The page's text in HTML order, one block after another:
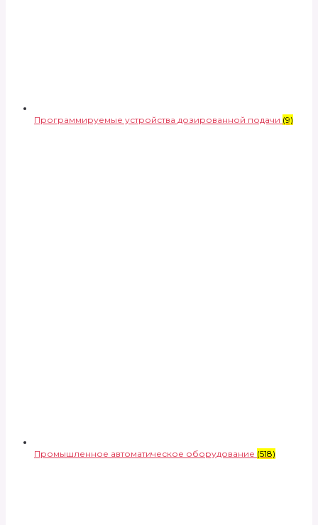
Программируемые устройства дозированной подачи (9)
Промышленное автоматическое оборудование (518)